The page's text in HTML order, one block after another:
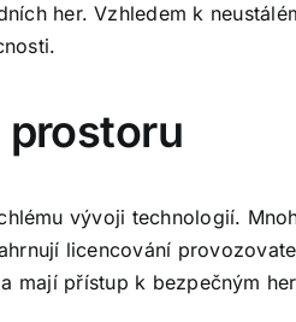
her. Vzhledem k
prostoru
vývoji technologií.
licencování
mají přístup k bezpečným